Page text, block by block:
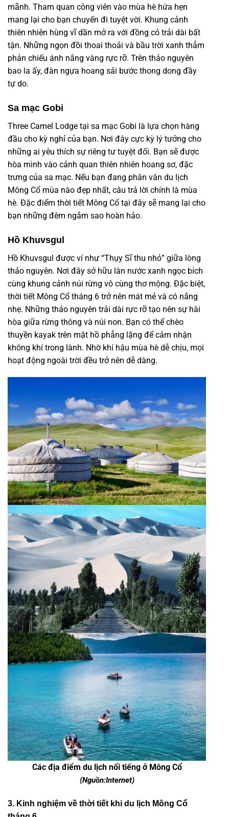
mãnh. Tham quan công viên vào mùa hè hứa hẹn
mang lại cho bạn chuyến đi tuyệt vời. Khung cảnh
thiên nhiên hùng vĩ dần mở ra với đồng cỏ trải dài bất
tận. Những ngọn đồi thoai thoải và bầu trời xanh thẳm
phản chiếu ánh nắng vàng rực rỡ. Trên thảo nguyên
bao la ấy, đàn ngựa hoang sải bước thong dong đầy
tự do.
Sa mạc Gobi
Three Camel Lodge tại sa mạc Gobi là lựa chọn hàng
đầu cho kỳ nghỉ của bạn. Nơi đây cực kỳ lý tưởng cho
những ai yêu thích sự riêng tư tuyệt đối. Bạn sẽ được
hòa mình vào cảnh quan thiên nhiên hoang sơ, đặc
trưng của sa mạc. Nếu bạn đang phân vân du lịch
Mông Cổ mùa nào đẹp nhất, câu trả lời chính là mùa
hè. Đặc điểm thời tiết Mông Cổ tại đây sẽ mang lại cho
bạn những đêm ngắm sao hoàn hảo.
Hồ Khuvsgul
Hồ Khuvsgul được ví như “Thụy Sĩ thu nhỏ” giữa lòng
thảo nguyên. Nơi đây sở hữu làn nước xanh ngọc bích
cùng khung cảnh núi rừng vô cùng thơ mộng. Đặc biệt,
thời tiết Mông Cổ tháng 6 trở nên mát mẻ và có nắng
nhẹ. Những thảo nguyên trải dài rực rỡ tạo nên sự hài
hòa giữa rừng thông và núi non. Bạn có thể chèo
thuyền kayak trên mặt hồ phẳng lặng để cảm nhận
không khí trong lành. Nhờ khí hậu mùa hè dễ chịu, mọi
hoạt động ngoài trời đều trở nên dễ dàng.
Các địa điểm du lịch nổi tiếng ở Mông Cổ
(Nguồn:Internet)
3. Kinh nghiệm về thời tiết khi du lịch Mông Cổ